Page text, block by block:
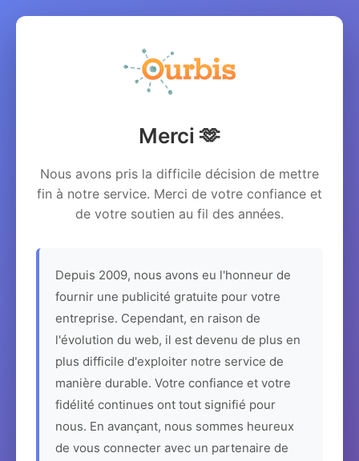
Merci 🫶
Nous avons pris la difficile décision de mettre
fin à notre service. Merci de votre confiance et
de votre soutien au fil des années.
Depuis 2009, nous avons eu l'honneur de
fournir une publicité gratuite pour votre
entreprise. Cependant, en raison de
l'évolution du web, il est devenu de plus en
plus difficile d'exploiter notre service de
manière durable. Votre confiance et votre
fidélité continues ont tout signifié pour
nous. En avançant, nous sommes heureux
de vous connecter avec un partenaire de